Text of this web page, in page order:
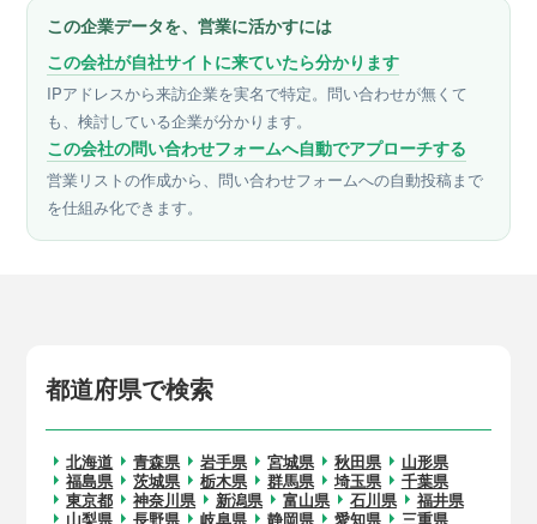
この企業データを、営業に活かすには
この会社が自社サイトに来ていたら分かります
IPアドレスから来訪企業を実名で特定。問い合わせが無くて
も、検討している企業が分かります。
この会社の問い合わせフォームへ自動でアプローチする
営業リストの作成から、問い合わせフォームへの自動投稿まで
を仕組み化できます。
都道府県で検索
北海道 青森県 岩手県 宮城県 秋田県
山形県
福島県
茨城県 栃木県 群馬県 埼玉県
千葉県
東京都
神奈川県 新潟県 富山県 石川県
福井県
山梨県
長野県 岐阜県 静岡県 愛知県
三重県